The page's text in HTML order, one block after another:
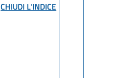
CHIUDI L'INDICE